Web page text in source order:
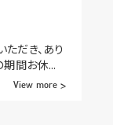
だき、あり
期間お休...
View more >